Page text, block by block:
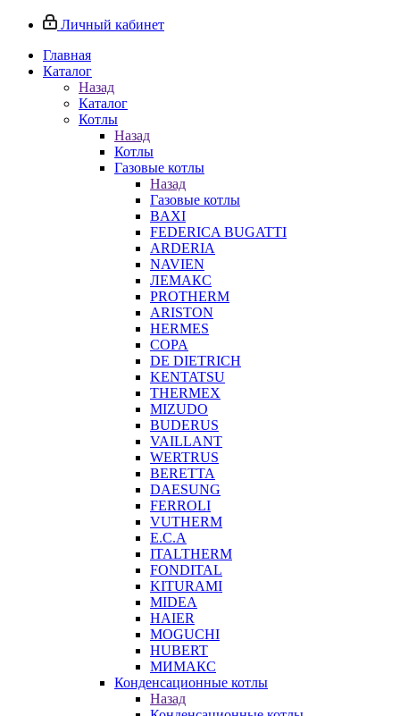
Личный кабинет
Главная
Каталог
Назад
Каталог
Котлы
Назад
Котлы
Газовые котлы
Назад
Газовые котлы
BAXI
FEDERICA BUGATTI
ARDERIA
NAVIEN
ЛЕМАКС
PROTHERM
ARISTON
HERMES
COPA
DE DIETRICH
KENTATSU
THERMEX
MIZUDO
BUDERUS
VAILLANT
WERTRUS
BERETTA
DAESUNG
FERROLI
VUTHERM
E.C.A
ITALTHERM
FONDITAL
KITURAMI
MIDEA
HAIER
MOGUCHI
HUBERT
МИМАКС
Конденсационные котлы
Назад